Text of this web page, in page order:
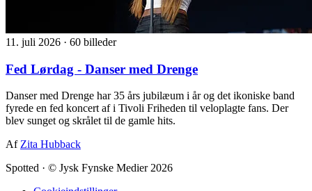
11. juli 2026 · 60 billeder
Fed Lørdag - Danser med Drenge
Danser med Drenge har 35 års jubilæum i år og det ikoniske band
fyrede en fed koncert af i Tivoli Friheden til veloplagte fans. Der
blev sunget og skrålet til de gamle hits.
Af Zita Hubback
Spotted · © Jysk Fynske Medier 2026